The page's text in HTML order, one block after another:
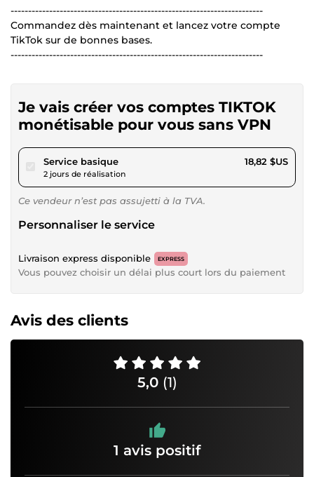
------------------------------------------------------------------------
Commandez dès maintenant et lancez votre compte
TikTok sur de bonnes bases.
------------------------------------------------------------------------
Je vais créer vos comptes TIKTOK
monétisable pour vous sans VPN
Service basiquepour 17,34 $US
2 jours de réalisation
18,82 $US
Ce vendeur n’est pas assujetti à la TVA.
Personnaliser le service
Livraison express disponible EXPRESS
Vous pouvez choisir un délai plus court lors du paiement
Avis des clients
5,0 (1)
1 avis positif